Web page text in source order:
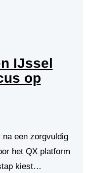
IJssel
op
een zorgvuldig
het QX platform
kiest…